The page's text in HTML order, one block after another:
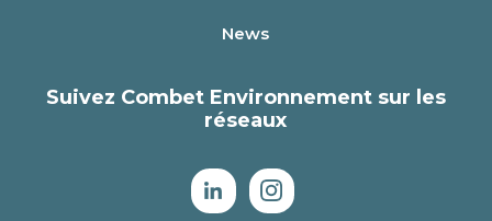
News
Suivez Combet Environnement sur les
réseaux